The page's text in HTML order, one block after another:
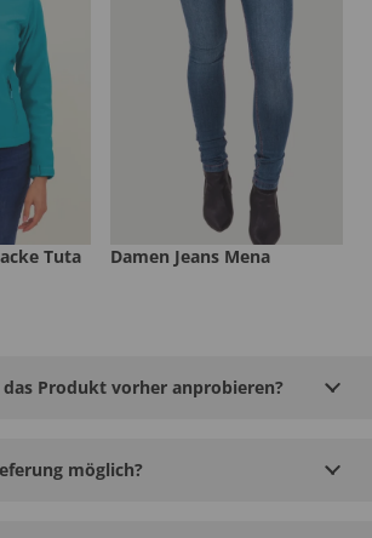
Tuta Damen Jeans Mena
das Produkt vorher anprobieren?
möglich?